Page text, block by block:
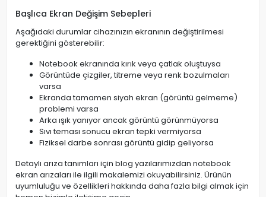
Başlıca Ekran Değişim Sebepleri
Aşağıdaki durumlar cihazınızın ekranının değiştirilmesi
gerektiğini gösterebilir:
Notebook ekranında kırık veya çatlak oluştuysa
Görüntüde çizgiler, titreme veya renk bozulmaları
varsa
Ekranda tamamen siyah ekran (görüntü gelmeme)
problemi varsa
Arka ışık yanıyor ancak görüntü görünmüyorsa
Sıvı teması sonucu ekran tepki vermiyorsa
Fiziksel darbe sonrası görüntü gidip geliyorsa
Detaylı arıza tanımları için blog yazılarımızdan notebook
ekran arızaları ile ilgili makalemizi okuyabilirsiniz. Ürünün
uyumluluğu ve özellikleri hakkında daha fazla bilgi almak için